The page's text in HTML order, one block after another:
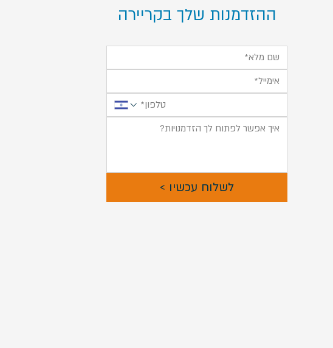
לשלוח עכשיו >
ההזדמנות שלך בקריירה